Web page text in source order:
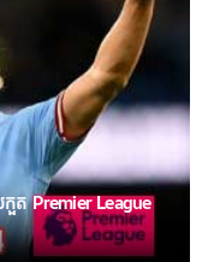
ត Premier League